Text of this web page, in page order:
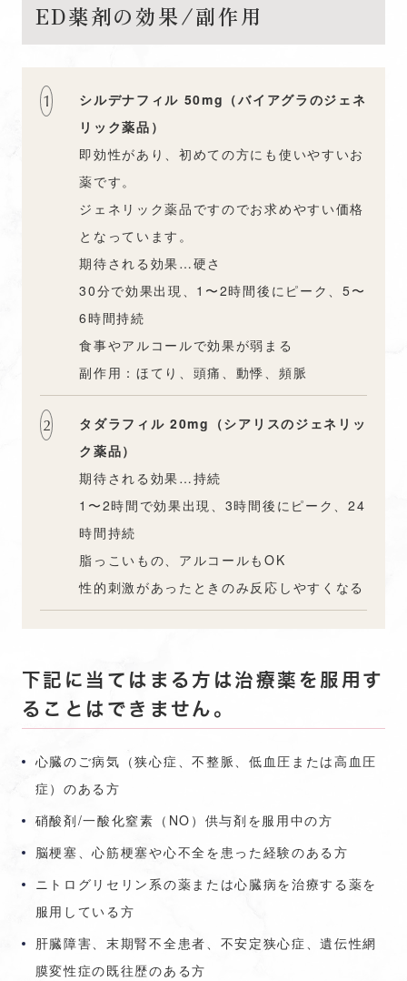
ED薬剤の効果/副作用
シルデナフィル 50mg（バイアグラのジェネ
リック薬品）
即効性があり、初めての方にも使いやすいお
薬です。
ジェネリック薬品ですのでお求めやすい価格
となっています。
期待される効果…硬さ
30分で効果出現、1〜2時間後にピーク、5〜
6時間持続
食事やアルコールで効果が弱まる
副作用：ほてり、頭痛、動悸、頻脈
タダラフィル 20mg（シアリスのジェネリッ
ク薬品）
期待される効果…持続
1〜2時間で効果出現、3時間後にピーク、24
時間持続
脂っこいもの、アルコールもOK
性的刺激があったときのみ反応しやすくなる
下記に当てはまる方は治療薬を服用す
ることはできません。
心臓のご病気（狭心症、不整脈、低血圧または高血圧
症）のある方
硝酸剤/一酸化窒素（NO）供与剤を服用中の方
脳梗塞、心筋梗塞や心不全を患った経験のある方
ニトログリセリン系の薬または心臓病を治療する薬を
服用している方
肝臓障害、末期腎不全患者、不安定狭心症、遺伝性網
膜変性症の既往歴のある方